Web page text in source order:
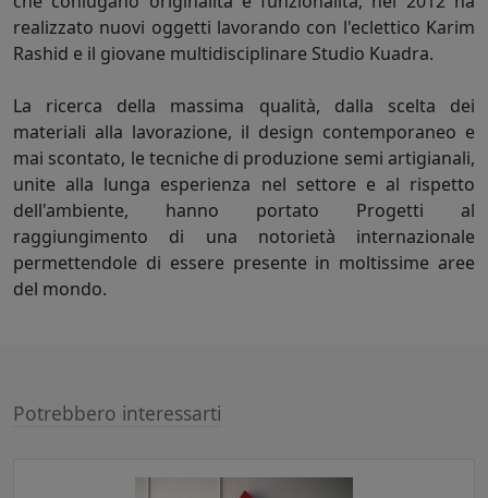
realizzato nuovi oggetti lavorando con l'eclettico Karim
Rashid e il giovane multidisciplinare Studio Kuadra.
La ricerca della massima qualità, dalla scelta dei
materiali alla lavorazione, il design contemporaneo e
mai scontato, le tecniche di produzione semi artigianali,
unite alla lunga esperienza nel settore e al rispetto
dell'ambiente, hanno portato Progetti al
raggiungimento di una notorietà internazionale
permettendole di essere presente in moltissime aree
del mondo.
Potrebbero interessarti